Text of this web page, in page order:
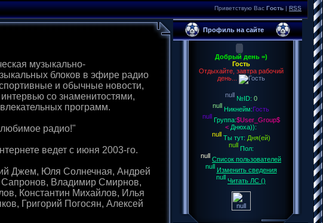
Приветствую Вас Гость|RSS
музыкально-
блоков в эфире радио
и обычные новости,
со знаменитостями,
программ.
радио!"
ведет с июня 2003-го.
Джем, Юля Солнечная, Андрей
Сапронов, Владимир Смирнов,
Константин Михайлов, Илья
Григорий Погосян, Алексей
Профиль на сайте
Добрый день =)
Гость
Отдыхайте, завтра рабочий
день...
№ID: 0
Никнейм:Гость
Группа:$User_Group$
< Днюха)):
Ты тут: Дня(ей)
Пол:
Список пользователей
Изменить сведения
Читать ЛС ()